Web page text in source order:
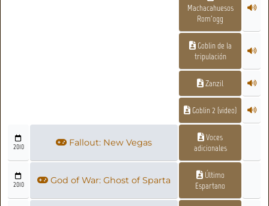
Machacahuesos
Rom'ogg
Goblin de la
tripulación
Zanzil
Goblin 2 (video)
2010 Fallout: New Vegas
Voces
adicionales
2010 God of War: Ghost of Sparta
Último
Espartano